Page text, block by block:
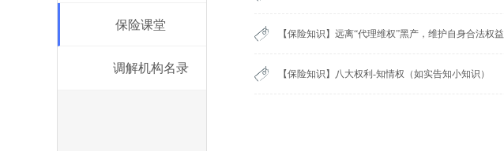
保险课堂
调解机构名录
【保险知识】远离“代理维权”黑产，维护自身合法权益
【保险知识】八大权利-知情权（如实告知小知识）